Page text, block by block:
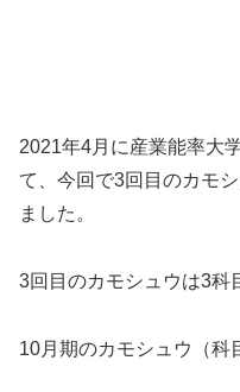
2021年4月に産業能率大
て、今回で3回目のカモ
ました。
3回目のカモシュウは3科
10月期のカモシュウ（科